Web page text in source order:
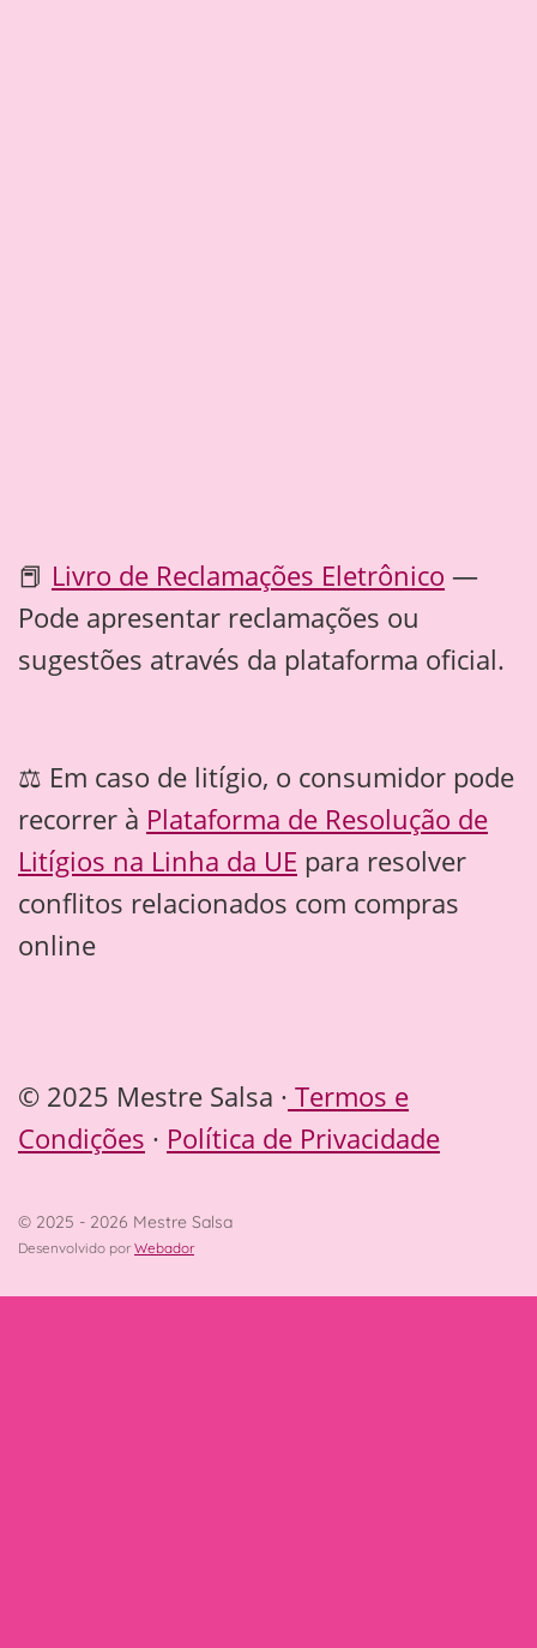
📕 Livro de Reclamações Eletrônico —
Pode apresentar reclamações ou
sugestões através da plataforma oficial.
⚖️ Em caso de litígio, o consumidor pode
recorrer à Plataforma de Resolução de
Litígios na Linha da UE para resolver
conflitos relacionados com compras
online
© 2025 Mestre Salsa · Termos e
Condições · Política de Privacidade
© 2025 - 2026 Mestre Salsa
Desenvolvido por Webador